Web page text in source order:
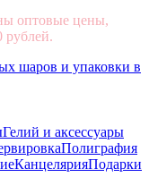
оптовые цены,
рублей.
Гелий и аксессуары
Полиграфия
КанцелярияПодарки